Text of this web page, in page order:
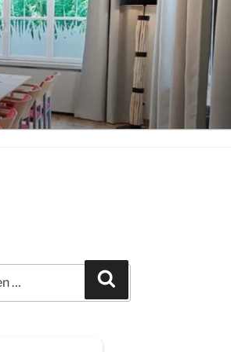
Search